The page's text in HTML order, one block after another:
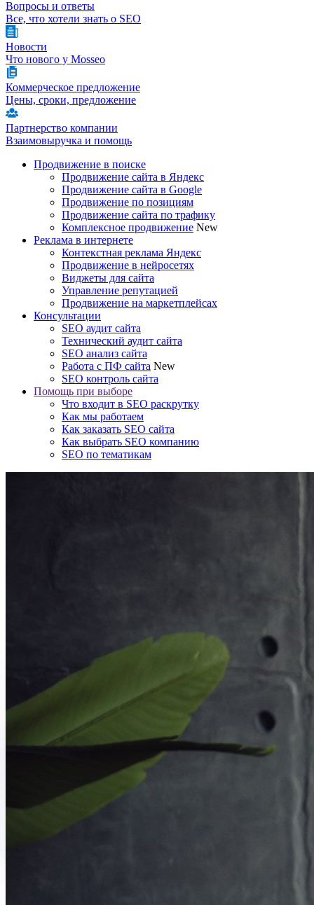
Вопросы и ответы
Все, что хотели знать о SEO
Новости
Что нового у Mosseo
Коммерческое предложение
Цены, сроки, предложение
Партнерство компании
Взаимовыручка и помощь
Продвижение в поиске
Продвижение сайта в Яндекс
Продвижение сайта в Google
Продвижение по позициям
Продвижение сайта по трафику
Комплексное продвижение New
Реклама в интернете
Контекстная реклама Яндекс
Продвижение в нейросетях
Виджеты для сайта
Управление репутацией
Продвижение на маркетплейсах
Консультации
SEO аудит сайта
Технический аудит сайта
SEO анализ сайта
Работа с ПФ сайта New
SEO контроль сайта
Помощь при выборе
Что входит в SEO раскрутку
Как мы работаем
Как заказать SEO сайта
Как выбрать SEO компанию
SEO по тематикам